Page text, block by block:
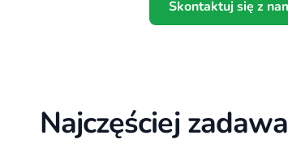
Skontaktuj się z
Najczęściej